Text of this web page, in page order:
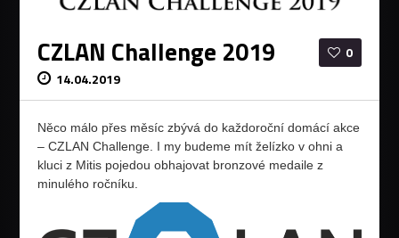
0
CZLAN Challenge 2019
14.04.2019
Něco málo přes měsíc zbývá do každoroční domácí akce
– CZLAN Challenge. I my budeme mít želízko v ohni a
kluci z Mitis pojedou obhajovat bronzové medaile z
minulého ročníku.